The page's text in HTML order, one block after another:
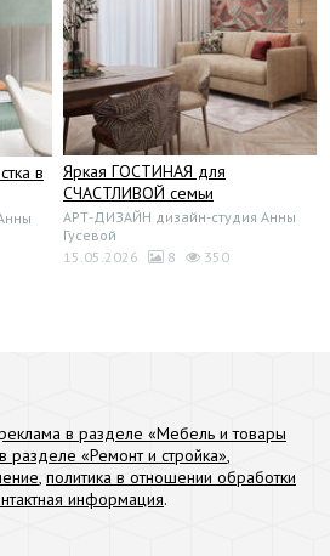
в
Яркая ГОСТИНАЯ для
СЧАСТЛИВОЙ семьи
АРТ-ДИЗАЙН дизайн-студия Анны
Гусевой
15.05.2026
8 350
в разделе «Мебель и товары
разделе «Ремонт и стройка»,
, политика в отношении обработки
информация.